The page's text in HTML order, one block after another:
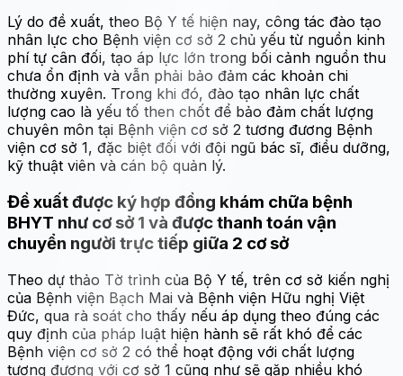
Lý do đề xuất, theo Bộ Y tế hiện nay, công tác đào tạo
nhân lực cho Bệnh viện cơ sở 2 chủ yếu từ nguồn kinh
phí tự cân đối, tạo áp lực lớn trong bối cảnh nguồn thu
chưa ổn định và vẫn phải bảo đảm các khoản chi
thường xuyên. Trong khi đó, đào tạo nhân lực chất
lượng cao là yếu tố then chốt để bảo đảm chất lượng
chuyên môn tại Bệnh viện cơ sở 2 tương đương Bệnh
viện cơ sở 1, đặc biệt đối với đội ngũ bác sĩ, điều dưỡng,
kỹ thuật viên và cán bộ quản lý.
Đề xuất được ký hợp đồng khám chữa bệnh
BHYT như cơ sở 1 và được thanh toán vận
chuyển người trực tiếp giữa 2 cơ sở
Theo dự thảo Tờ trình của Bộ Y tế, trên cơ sở kiến nghị
của Bệnh viện Bạch Mai và Bệnh viện Hữu nghị Việt
Đức, qua rà soát cho thấy nếu áp dụng theo đúng các
quy định của pháp luật hiện hành sẽ rất khó để các
Bệnh viện cơ sở 2 có thể hoạt động với chất lượng
tương đương với cơ sở 1 cũng như sẽ gặp nhiều khó